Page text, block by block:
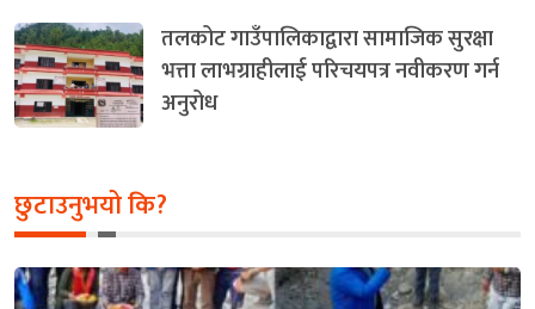
तलकोट गाउँपालिकाद्वारा सामाजिक सुरक्षा
भत्ता लाभग्राहीलाई परिचयपत्र नवीकरण गर्न
अनुरोध
छुटाउनुभयो कि?